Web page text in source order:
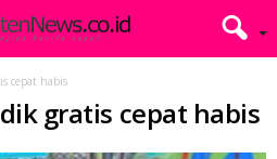
cepat habis
gratis cepat habis